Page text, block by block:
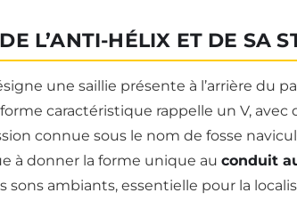
L’ANTI-HÉLIX ET DE SA
une saillie présente à l’arrière du
forme caractéristique rappelle un V,
connue sous le nom de fosse
à donner la forme unique au conduit
sons ambiants, essentielle pour la